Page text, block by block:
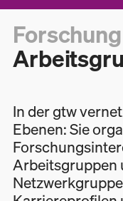
Forschung
In der gtw
Ebenen: Sie
Arbeitsgruppen